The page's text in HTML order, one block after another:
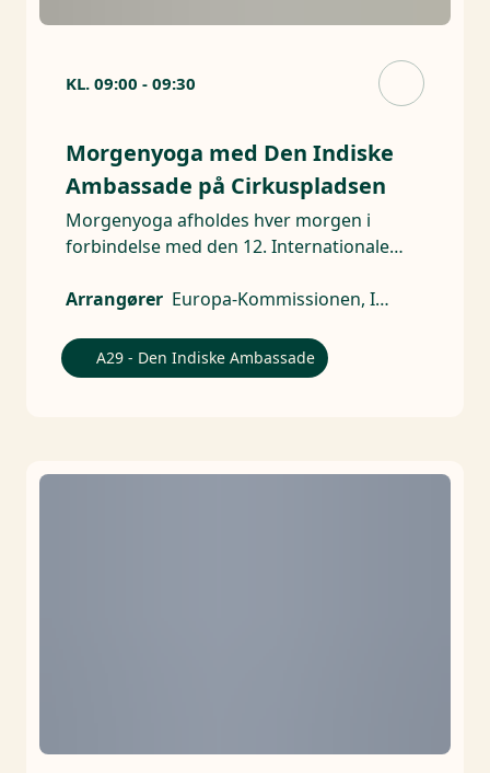
KL. 09:00 - 09:30
Morgenyoga med Den Indiske
Ambassade på Cirkuspladsen
Morgenyoga afholdes hver morgen i
forbindelse med den 12. Internationale
Arrangører
Europa-Kommissionen, Indisk ambassade
A29 - Den Indiske Ambassade